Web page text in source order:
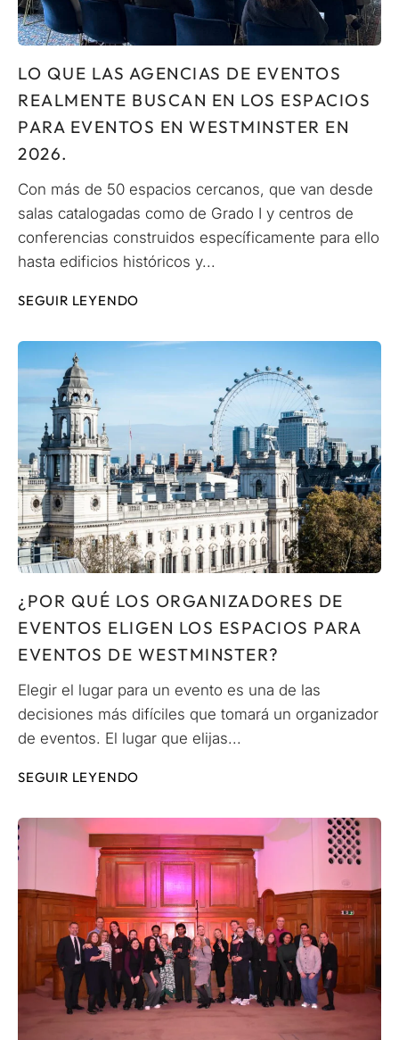
LO QUE LAS AGENCIAS DE EVENTOS
REALMENTE BUSCAN EN LOS ESPACIOS
PARA EVENTOS EN WESTMINSTER EN
2026.
Con más de 50 espacios cercanos, que van desde
salas catalogadas como de Grado I y centros de
conferencias construidos específicamente para ello
hasta edificios históricos y...
SEGUIR LEYENDO
¿POR QUÉ LOS ORGANIZADORES DE
EVENTOS ELIGEN LOS ESPACIOS PARA
EVENTOS DE WESTMINSTER?
Elegir el lugar para un evento es una de las
decisiones más difíciles que tomará un organizador
de eventos. El lugar que elijas...
SEGUIR LEYENDO